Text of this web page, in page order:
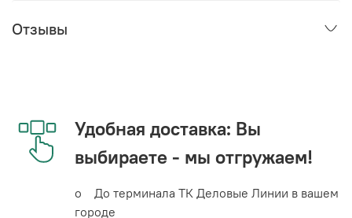
Отзывы
Удобная доставка: Вы
выбираете - мы отгружаем!
o До терминала ТК Деловые Линии в вашем
городе